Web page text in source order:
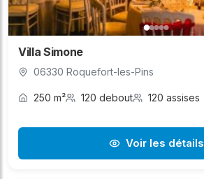
Villa Simone
06330 Roquefort-les-Pins
250 m² 120 debout 120 assises
Voir les détails